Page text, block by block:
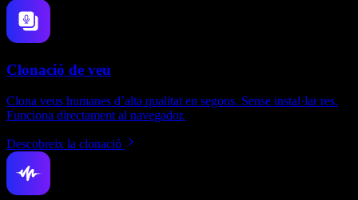
Clonació de veu
Clona veus humanes d’alta qualitat en segons. Sense instal·lar res.
Funciona directament al navegador.
Descobreix la clonació